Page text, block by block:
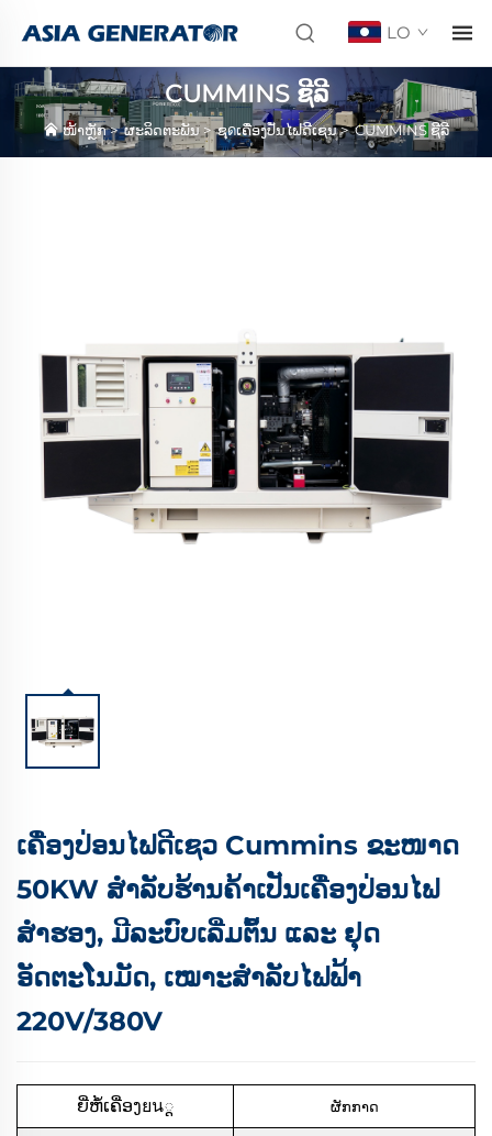
LO
CUMMINS ຊີລີ
ໜ້າຫຼັກ>ຜະລິດຕະພັນ >ຊุดເຄື່ອງປັ່ນໄຟດີເຊນ>CUMMINS ຊີລີ
ເຄື່ອງປ່ອນໄຟດີເຊວ Cummins ຂະໜາດ
50KW ສຳລັບຮ້ານຄ້າເປັນເຄື່ອງປ່ອນໄຟ
ສຳຮອງ, ມີລະບົບເລີ່ມຕົ້ນ ແລະ ຢຸດ
ອັດຕະໂນມັດ, ເໝາະສຳລັບໄຟຟ້າ
220V/380V
ຍີ່ຫໍ້ເຄື່ອງยน្ត ຜັກກາດ